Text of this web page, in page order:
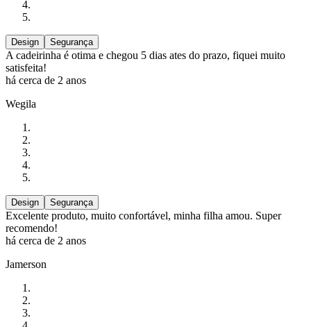
Design Segurança
A cadeirinha é otima e chegou 5 dias ates do prazo, fiquei muito
satisfeita!
há cerca de 2 anos
Wegila
Design Segurança
Excelente produto, muito confortável, minha filha amou. Super
recomendo!
há cerca de 2 anos
Jamerson